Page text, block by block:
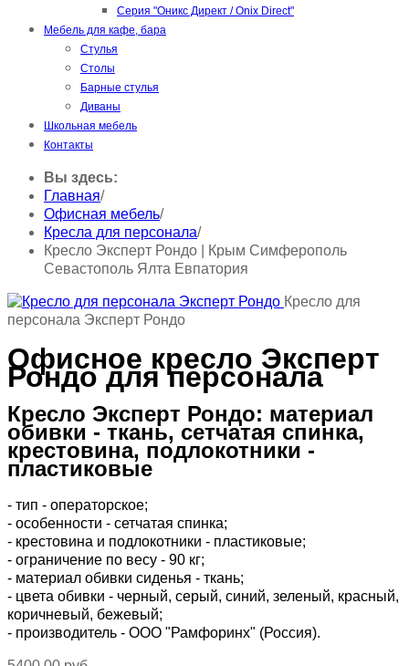
Серия "Оникс Директ / Onix Direct"
Мебель для кафе, бара
Стулья
Столы
Барные стулья
Диваны
Школьная мебель
Контакты
Вы здесь:
Главная/
Офисная мебель/
Кресла для персонала/
Кресло Эксперт Рондо | Крым Симферополь
Севастополь Ялта Евпатория
Кресло для
персонала Эксперт Рондо
Офисное кресло Эксперт
Рондо для персонала
Кресло Эксперт Рондо: материал
обивки - ткань, сетчатая спинка,
крестовина, подлокотники -
пластиковые
- тип - операторское;
- особенности - сетчатая спинка;
- крестовина и подлокотники - пластиковые;
- ограничение по весу - 90 кг;
- материал обивки сиденья - ткань;
- цвета обивки - черный, серый, синий, зеленый, красный,
коричневый, бежевый;
- производитель - ООО "Рамфоринх" (Россия).